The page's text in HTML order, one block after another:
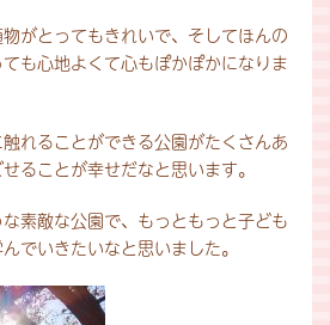
がとってもきれいで、そしてほんの
も心地よくて心もぽかぽかになりま
れることができる公園がたくさんあ
ることが幸せだなと思います。
素敵な公園で、もっともっと子ども
でいきたいなと思いました。